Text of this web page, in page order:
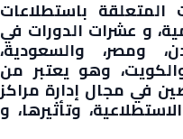
باستطلاعات
و عشرات الدورات في
ومصر، والسعودية،
والكويت، وهو يعتبر من
في مجال إدارة مراكز
وتأثيرها، و